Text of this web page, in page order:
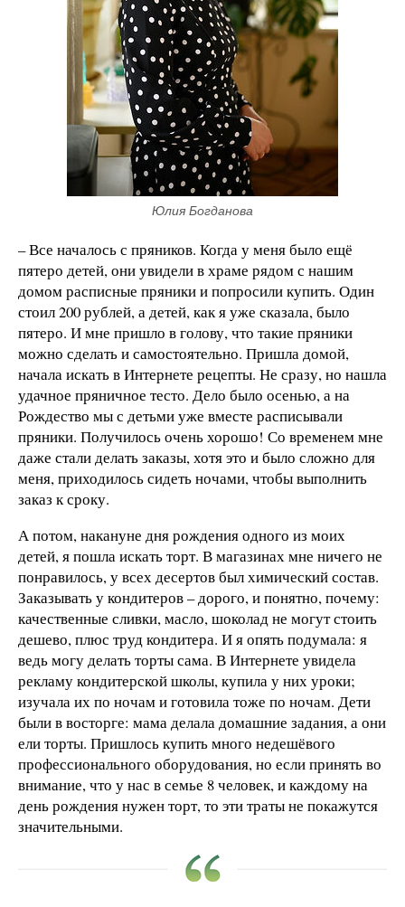
Юлия Богданова
– Все началось с пряников. Когда у меня было ещё
пятеро детей, они увидели в храме рядом с нашим
домом расписные пряники и попросили купить. Один
стоил 200 рублей, а детей, как я уже сказала, было
пятеро. И мне пришло в голову, что такие пряники
можно сделать и самостоятельно. Пришла домой,
начала искать в Интернете рецепты. Не сразу, но нашла
удачное пряничное тесто. Дело было осенью, а на
Рождество мы с детьми уже вместе расписывали
пряники. Получилось очень хорошо! Со временем мне
даже стали делать заказы, хотя это и было сложно для
меня, приходилось сидеть ночами, чтобы выполнить
заказ к сроку.
А потом, накануне дня рождения одного из моих
детей, я пошла искать торт. В магазинах мне ничего не
понравилось, у всех десертов был химический состав.
Заказывать у кондитеров – дорого, и понятно, почему:
качественные сливки, масло, шоколад не могут стоить
дешево, плюс труд кондитера. И я опять подумала: я
ведь могу делать торты сама. В Интернете увидела
рекламу кондитерской школы, купила у них уроки;
изучала их по ночам и готовила тоже по ночам. Дети
были в восторге: мама делала домашние задания, а они
ели торты. Пришлось купить много недешёвого
профессионального оборудования, но если принять во
внимание, что у нас в семье 8 человек, и каждому на
день рождения нужен торт, то эти траты не покажутся
значительными.